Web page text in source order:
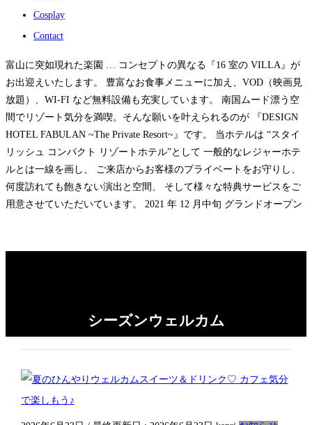
Cosplay
Contact
富山に突如現れた楽園 … コンセプトの異なる『16 室の VILLA』が
お出迎えいたします。 豊富なお食事メニューに加え、VOD（映画見
放題）、WI-FI など無料設備も充実しています。 南国ムード漂う空
間でリゾート気分を満喫。そんな願いを叶えられるのが 『DESIGN
HOTEL FABULAN ~The Private Resort~』です。 当ホテルは “スタイ
リッシュ コンパクト リゾートホテル”として 一般的なレジャーホテ
ルとは一線を画し、 ご来店からお客様のプライベートをお守りし、
何度訪れても飽きない演出と空間、 そして様々な特典サービスをご
用意させていただいています。 2021 年 12 月中旬 グランドオープン
シーズンウェルカム